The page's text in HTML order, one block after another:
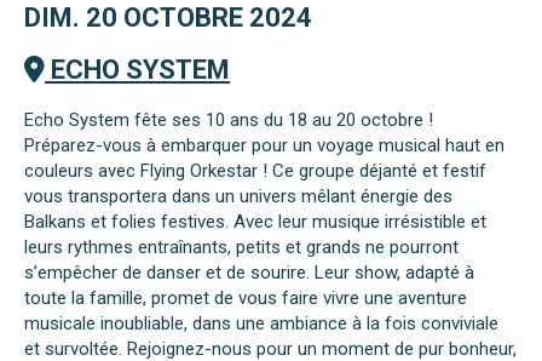
DIM. 20 OCTOBRE 2024
ECHO SYSTEM
Echo System fête ses 10 ans du 18 au 20 octobre !
Préparez-vous à embarquer pour un voyage musical haut en
couleurs avec Flying Orkestar ! Ce groupe déjanté et festif
vous transportera dans un univers mêlant énergie des
Balkans et folies festives. Avec leur musique irrésistible et
leurs rythmes entraînants, petits et grands ne pourront
s’empêcher de danser et de sourire. Leur show, adapté à
toute la famille, promet de vous faire vivre une aventure
musicale inoubliable, dans une ambiance à la fois conviviale
et survoltée. Rejoignez-nous pour un moment de pur bonheur,